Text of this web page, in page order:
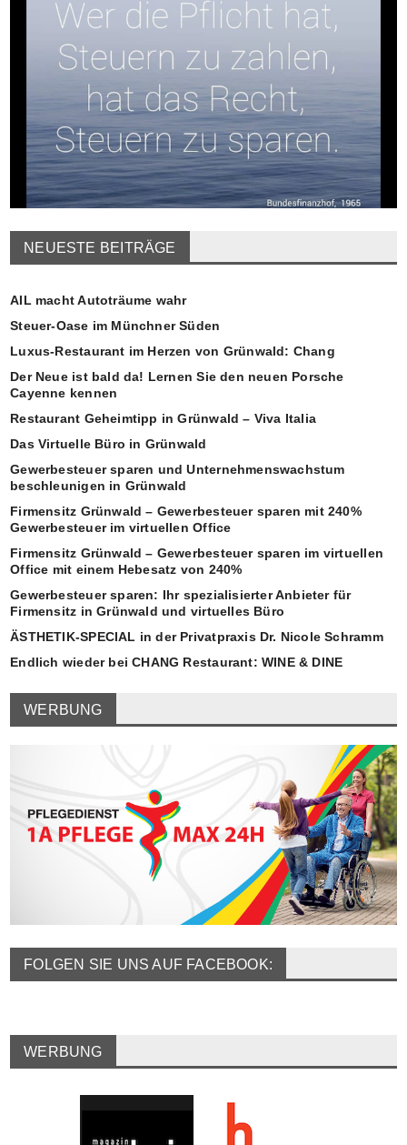
NEUESTE BEITRÄGE
AIL macht Autoträume wahr
Steuer-Oase im Münchner Süden
Luxus-Restaurant im Herzen von Grünwald: Chang
Der Neue ist bald da! Lernen Sie den neuen Porsche
Cayenne kennen
Restaurant Geheimtipp in Grünwald – Viva Italia
Das Virtuelle Büro in Grünwald
Gewerbesteuer sparen und Unternehmenswachstum
beschleunigen in Grünwald
Firmensitz Grünwald – Gewerbesteuer sparen mit 240%
Gewerbesteuer im virtuellen Office
Firmensitz Grünwald – Gewerbesteuer sparen im virtuellen
Office mit einem Hebesatz von 240%
Gewerbesteuer sparen: Ihr spezialisierter Anbieter für
Firmensitz in Grünwald und virtuelles Büro
ÄSTHETIK-SPECIAL in der Privatpraxis Dr. Nicole Schramm
Endlich wieder bei CHANG Restaurant: WINE & DINE
WERBUNG
FOLGEN SIE UNS AUF FACEBOOK:
WERBUNG